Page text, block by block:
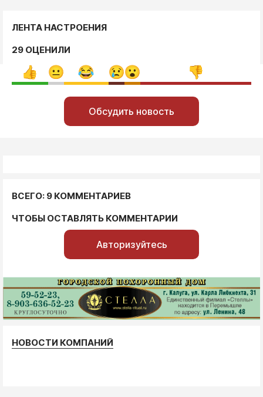
ЛЕНТА НАСТРОЕНИЯ
29 ОЦЕНИЛИ
Обсудить новость
ВСЕГО: 9 КОММЕНТАРИЕВ
ЧТОБЫ ОСТАВЛЯТЬ КОММЕНТАРИИ
Авторизуйтесь
НОВОСТИ КОМПАНИЙ